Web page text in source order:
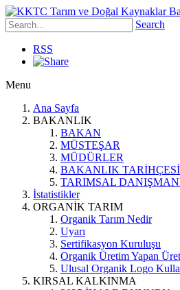
Search
RSS
Menu
Ana Sayfa
BAKANLIK
BAKAN
MÜSTEŞAR
MÜDÜRLER
BAKANLIK TARİHÇESİ
TARIMSAL
İstatistikler
ORGANİK TARIM
Organik Tarım Nedir
Uyarı
Sertifikasyon Kuruluşu
Organik Üretim Yapan
Ulusal Organik Logo
KIRSAL KALKINMA